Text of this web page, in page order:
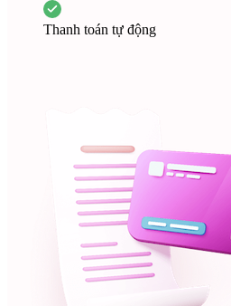
Thanh toán tự động